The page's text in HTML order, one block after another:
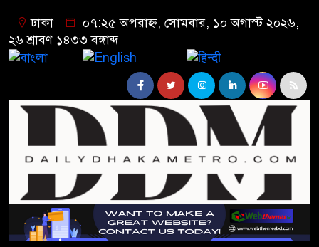
ঢাকা
০৭:২৫ অপরাহ্ন, সোমবার, ১০ অগাস্ট ২০২৬,
২৬ শ্রাবণ ১৪৩৩ বঙ্গাব্দ